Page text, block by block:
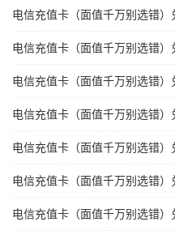
电信充值卡（面值千万别选错）
电信充值卡（面值千万别选错
电信充值卡（面值千万别选错）
电信充值卡（面值千万别选错）
电信充值卡（面值千万别选错）
电信充值卡（面值千万别选错
电信充值卡（面值千万别选错）